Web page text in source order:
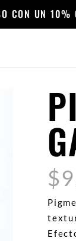
UN 10% OFF
$